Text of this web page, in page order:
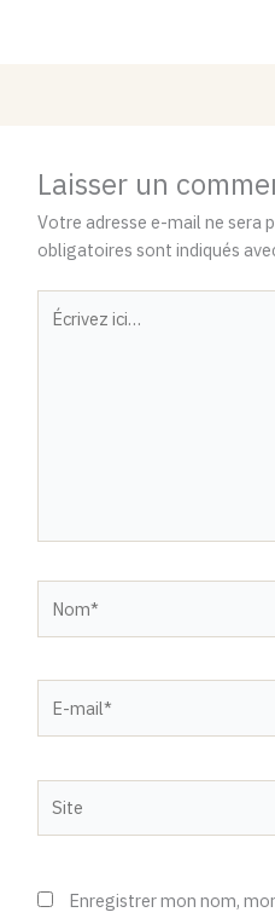
Laisser un
Votre adresse e-mail ne sera
obligatoires sont indiqués
Écrivez
ici…
mail*
Enregistrer mon nom,